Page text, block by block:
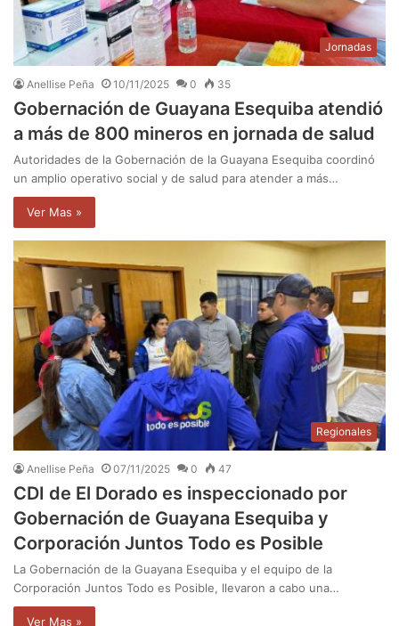
Jornadas
Anellise Peña 10/11/2025 0 35
Gobernación de Guayana Esequiba atendió
a más de 800 mineros en jornada de salud
Autoridades de la Gobernación de la Guayana Esequiba coordinó
un amplio operativo social y de salud para atender a más…
Ver Mas »
Regionales
Anellise Peña 07/11/2025 0 47
CDI de El Dorado es inspeccionado por
Gobernación de Guayana Esequiba y
Corporación Juntos Todo es Posible
La Gobernación de la Guayana Esequiba y el equipo de la
Corporación Juntos Todo es Posible, llevaron a cabo una…
Ver Mas »